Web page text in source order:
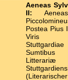
Aeneas
II:
Postea Pius
Viris
Stuttgardiae
Sumtibus
Litterariæ